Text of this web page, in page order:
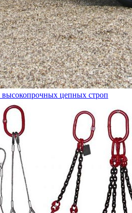
цепных строп